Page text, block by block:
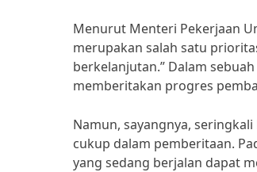
Menurut Menteri Pekerjaan
merupakan salah satu
berkelanjutan.” Dalam
memberitakan progres
Namun, sayangnya,
cukup dalam pemberitaan.
yang sedang berjalan dapat